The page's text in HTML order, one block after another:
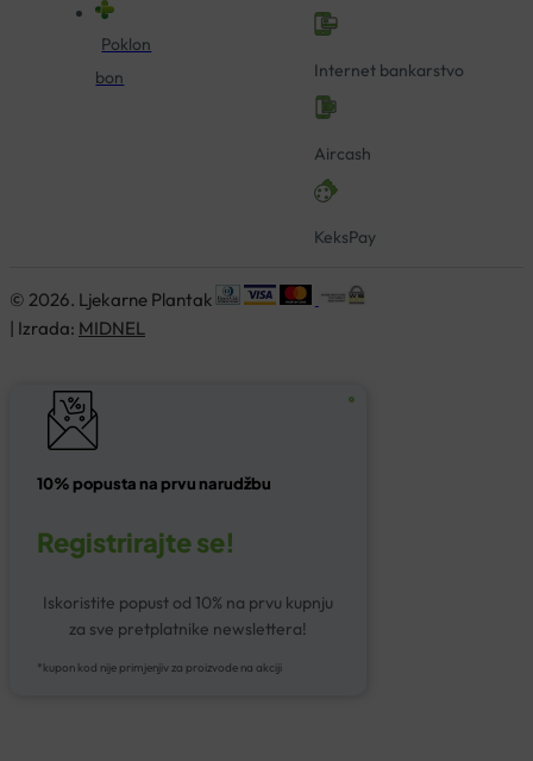
Poklon
bon
Internet bankarstvo
Aircash
KeksPay
© 2026. Ljekarne Plantak
| Izrada: MIDNEL
10% popusta na prvu narudžbu
Registrirajte se!
Iskoristite popust od 10% na prvu kupnju
za sve pretplatnike newslettera!
*kupon kod nije primjenjiv za proizvode na akciji